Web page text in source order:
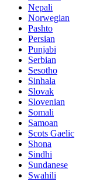
Nepali
Norwegian
Pashto
Persian
Punjabi
Serbian
Sesotho
Sinhala
Slovak
Slovenian
Somali
Samoan
Scots Gaelic
Shona
Sindhi
Sundanese
Swahili